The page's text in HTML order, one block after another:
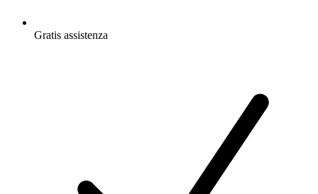
Gratis assistenza